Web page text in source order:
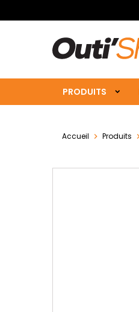
PRODUITS
Accueil Produits